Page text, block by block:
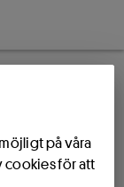
på våra
cookies för att